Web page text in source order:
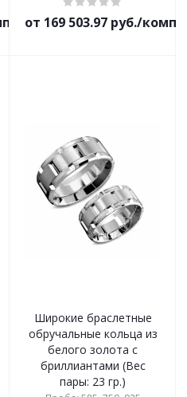
от 169 503.97 руб./
Широкие браслетные
обручальные кольца из
белого золота с
бриллиантами (Вес
пары: 23 гр.)